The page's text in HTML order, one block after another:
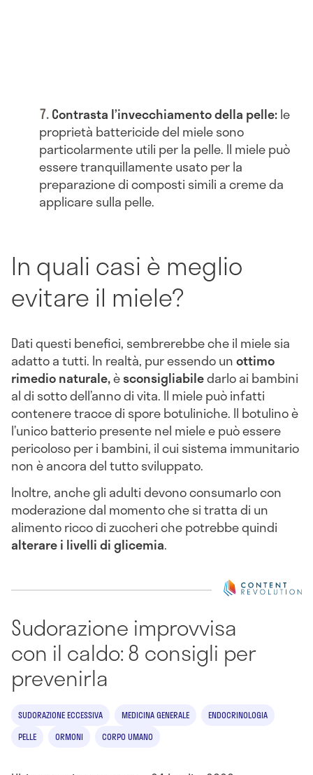
Contrasta l’invecchiamento della pelle:le
proprietà battericide del miele sono
particolarmente utili per la pelle. Il miele può
essere tranquillamente usato per la
preparazione di composti simili a creme da
applicare sulla pelle.
In quali casi è meglio
evitare il miele?
Dati questi benefici, sembrerebbe che il miele sia
adatto a tutti. In realtà, pur essendo unottimo
rimedio naturale,èsconsigliabiledarlo ai bambini
al di sotto dell’anno di vita. Il miele può infatti
contenere tracce di spore botuliniche. Il botulino è
l’unico batterio presente nel miele e può essere
pericoloso per i bambini, il cui sistema immunitario
non è ancora del tutto sviluppato.
Inoltre, anche gli adulti devono consumarlo con
moderazione dal momento che si tratta di un
alimento ricco di zuccheri che potrebbe quindi
alterare i livelli di glicemia.
Sudorazione improvvisa
con il caldo: 8 consigli per
prevenirla
SUDORAZIONE ECCESSIVA MEDICINA GENERALE
ENDOCRINOLOGIA
PELLE
ORMONI CORPO UMANO